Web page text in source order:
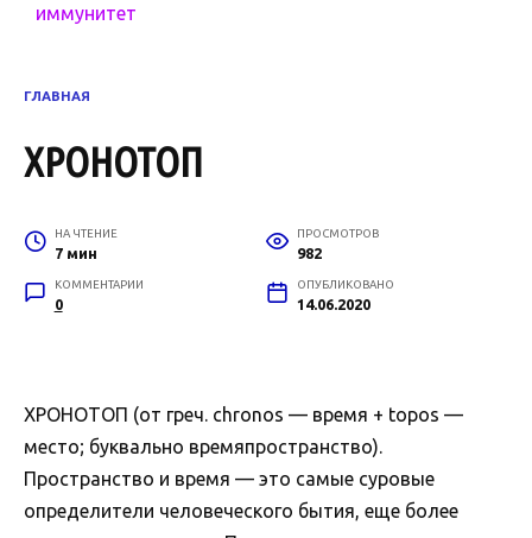
иммунитет
ГЛАВНАЯ
ХРОНОТОП
НА ЧТЕНИЕ
7 мин
ПРОСМОТРОВ
982
КОММЕНТАРИИ
0
ОПУБЛИКОВАНО
14.06.2020
ХРОНОТОП (от греч. chronos — время + topos —
место; буквально времяпространство).
Пространство и время — это самые суровые
определители человеческого бытия, еще более